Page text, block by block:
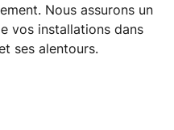
Nous assurons un
vos installations dans
ses alentours.